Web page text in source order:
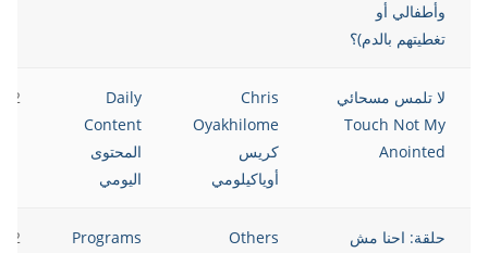
وأطفالي أو
تغطيتهم بالدم)؟
لا تلمس مسحائي
Touch Not My
Anointed
Chris
Oyakhilome
كريس
أوياكيلومي
Daily
Content
المحتوى
اليومي
حلقة: احنا مش
Others
Programs